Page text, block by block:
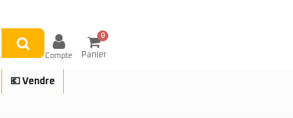
Compte
0
Panier
💶 Vendre